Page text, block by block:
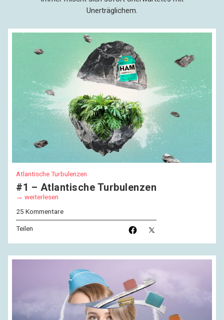
Unerträglichem.
Atlantische Turbulenzen
#1 – Atlantische Turbulenzen
weiterlesen
25 Kommentare
Teilen